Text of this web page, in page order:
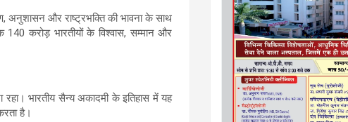
अनुशासन और राष्ट्रभक्ति की भावना के साथ
करोड़ भारतीयों के विश्वास, सम्मान और
भारतीय सैन्य अकादमी के इतिहास में यह
है।